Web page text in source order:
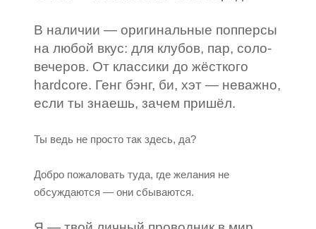
В наличии — оригинальные попперсы
на любой вкус: для клубов, пар, соло-
вечеров. От классики до жёсткого
hardcore. Генг бэнг, би, хэт — неважно,
если ты знаешь, зачем пришёл.
Ты ведь не просто так здесь, да?
Добро пожаловать туда, где желания не
обсуждаются — они сбываются.